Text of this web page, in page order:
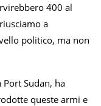
400 al
a
politico, ma non
Sudan, ha
queste armi e